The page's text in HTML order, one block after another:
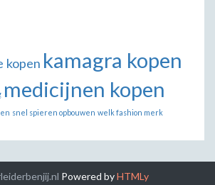
kopen kamagra kopen
medicijnen kopen
snel spieren opbouwen welk fashion merk
Powered byHTMLy